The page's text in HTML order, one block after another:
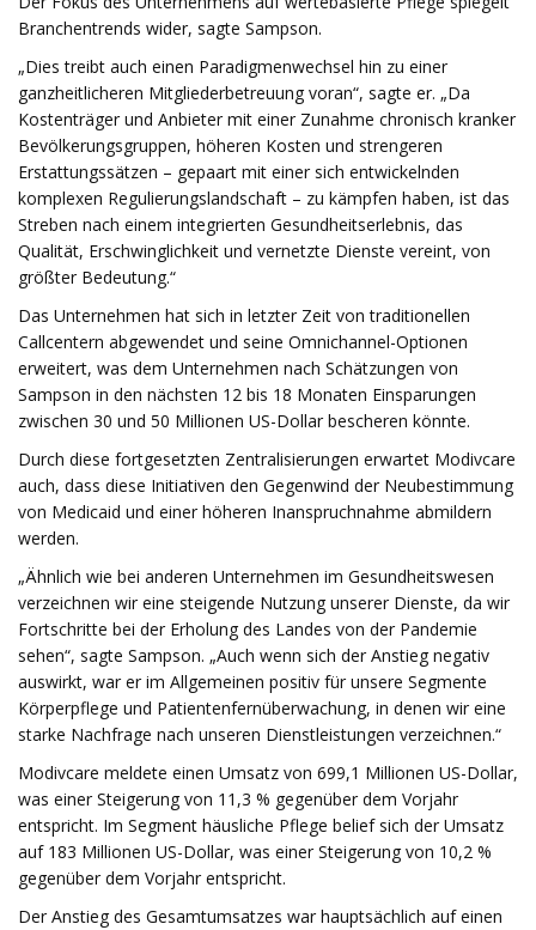
Branchentrends wider, sagte Sampson.
„Dies treibt auch einen Paradigmenwechsel hin zu einer
ganzheitlicheren Mitgliederbetreuung voran“, sagte er. „Da
Kostenträger und Anbieter mit einer Zunahme chronisch kranker
Bevölkerungsgruppen, höheren Kosten und strengeren
Erstattungssätzen – gepaart mit einer sich entwickelnden
komplexen Regulierungslandschaft – zu kämpfen haben, ist das
Streben nach einem integrierten Gesundheitserlebnis, das
Qualität, Erschwinglichkeit und vernetzte Dienste vereint, von
größter Bedeutung.“
Das Unternehmen hat sich in letzter Zeit von traditionellen
Callcentern abgewendet und seine Omnichannel-Optionen
erweitert, was dem Unternehmen nach Schätzungen von
Sampson in den nächsten 12 bis 18 Monaten Einsparungen
zwischen 30 und 50 Millionen US-Dollar bescheren könnte.
Durch diese fortgesetzten Zentralisierungen erwartet Modivcare
auch, dass diese Initiativen den Gegenwind der Neubestimmung
von Medicaid und einer höheren Inanspruchnahme abmildern
werden.
„Ähnlich wie bei anderen Unternehmen im Gesundheitswesen
verzeichnen wir eine steigende Nutzung unserer Dienste, da wir
Fortschritte bei der Erholung des Landes von der Pandemie
sehen“, sagte Sampson. „Auch wenn sich der Anstieg negativ
auswirkt, war er im Allgemeinen positiv für unsere Segmente
Körperpflege und Patientenfernüberwachung, in denen wir eine
starke Nachfrage nach unseren Dienstleistungen verzeichnen.“
Modivcare meldete einen Umsatz von 699,1 Millionen US-Dollar,
was einer Steigerung von 11,3 % gegenüber dem Vorjahr
entspricht. Im Segment häusliche Pflege belief sich der Umsatz
auf 183 Millionen US-Dollar, was einer Steigerung von 10,2 %
gegenüber dem Vorjahr entspricht.
Der Anstieg des Gesamtumsatzes war hauptsächlich auf einen